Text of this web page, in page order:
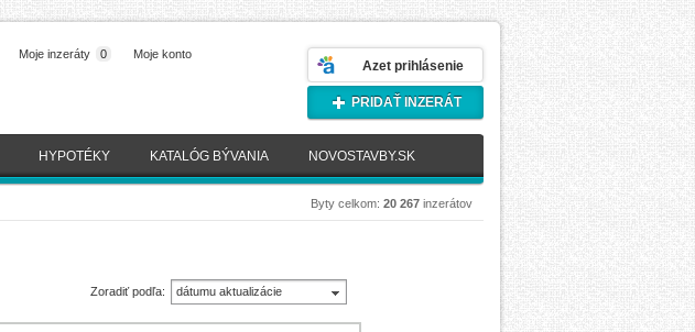
Azet prihlásenie
Moje konto
Moje inzeráty 0
PRIDAŤ INZERÁT
HYPOTÉKY KATALÓG BÝVANIA NOVOSTAVBY.SK
Byty celkom: 20 267 inzerátov
Zoradiť podľa:
dátumu aktualizácie